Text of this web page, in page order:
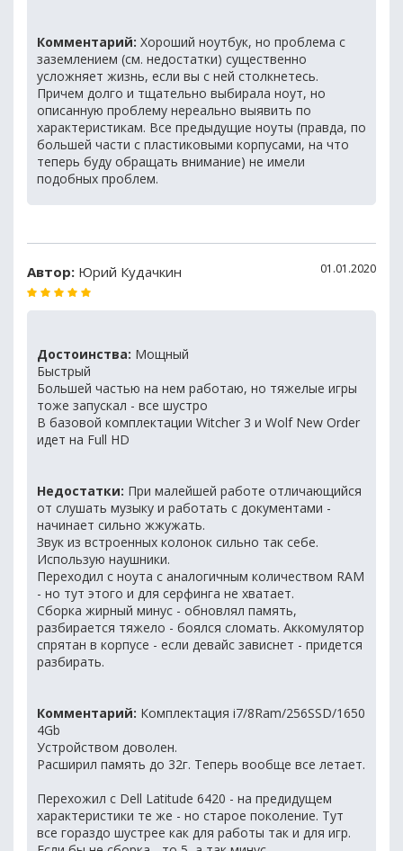
Комментарий: Хороший ноутбук, но проблема с
заземлением (см. недостатки) существенно
усложняет жизнь, если вы с ней столкнетесь.
Причем долго и тщательно выбирала ноут, но
описанную проблему нереально выявить по
характеристикам. Все предыдущие ноуты (правда, по
большей части с пластиковыми корпусами, на что
теперь буду обращать внимание) не имели
подобных проблем.
Автор: Юрий Кудачкин 01.01.2020
Достоинства: Мощный
Быстрый
Большей частью на нем работаю, но тяжелые игры
тоже запускал - все шустро
В базовой комплектации Witcher 3 и Wolf New Order
идет на Full HD
Недостатки: При малейшей работе отличающийся
от слушать музыку и работать с документами -
начинает сильно жжужать.
Звук из встроенных колонок сильно так себе.
Использую наушники.
Переходил с ноута с аналогичным количеством RAM
- но тут этого и для серфинга не хватает.
Сборка жирный минус - обновлял память,
разбирается тяжело - боялся сломать. Аккомулятор
спрятан в корпусе - если девайс зависнет - придется
разбирать.
Комментарий: Комплектация i7/8Ram/256SSD/1650
4Gb
Устройством доволен.
Расширил память до 32г. Теперь вообще все летает.
Перехожил с Dell Latitude 6420 - на предидущем
характеристики те же - но старое поколение. Тут
все гораздо шустрее как для работы так и для игр.